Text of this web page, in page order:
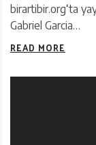
birartibir.org‘ta
Gabriel Garcia…
READ MORE